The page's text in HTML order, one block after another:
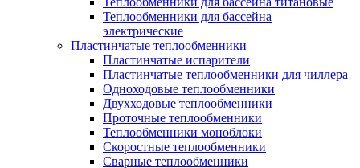
Теплообменники для бассейна
электрические
Пластинчатые теплообменники
Пластинчатые испарители
Пластинчатые теплообменники для чиллера
Одноходовые теплообменники
Двухходовые теплообменники
Проточные теплообменники
Теплообменники моноблоки
Скоростные теплообменники
Сварные теплообменники